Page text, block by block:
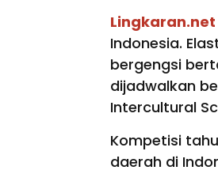
Lingkaran.net
Indonesia.
bergengsi
dijadwalkan
Intercultural
Kompetisi
daerah di